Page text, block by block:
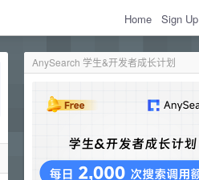
Home Sign Up
AnySearch 学生&开发者成长计划